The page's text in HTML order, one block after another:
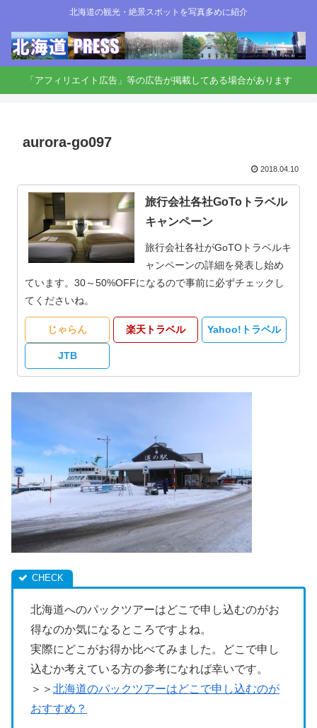
北海道の観光・絶景スポットを写真多めに紹介
「アフィリエイト広告」等の広告が掲載してある場合があります
aurora-go097
2018.04.10
旅行会社各社GoToトラベル
キャンペーン
旅行会社各社がGoTOトラベルキ
ャンペーンの詳細を発表し始め
ています。30～50%OFFになるので事前に必ずチェックし
てくださいね。
じゃらん 楽天トラベル Yahoo!トラベル
JTB
北海道へのパックツアーはどこで申し込むのがお
得なのか気になるところですよね。
実際にどこがお得か比べてみました。どこで申し
込むか考えている方の参考になれば幸いです。
＞＞ 北海道のパックツアーはどこで申し込むのが
おすすめ？